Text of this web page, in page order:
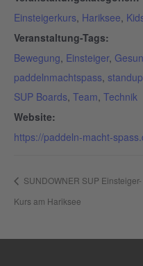
Einsteigerkurs, Hariksee,
Veranstaltung-Tags:
Bewegung, Einsteiger,
paddelnmachtspass,
SUP Boards, Team, Technik
Website:
https://paddeln-macht-
SUNDOWNER SUP Einsteiger-
Kurs am Hariksee